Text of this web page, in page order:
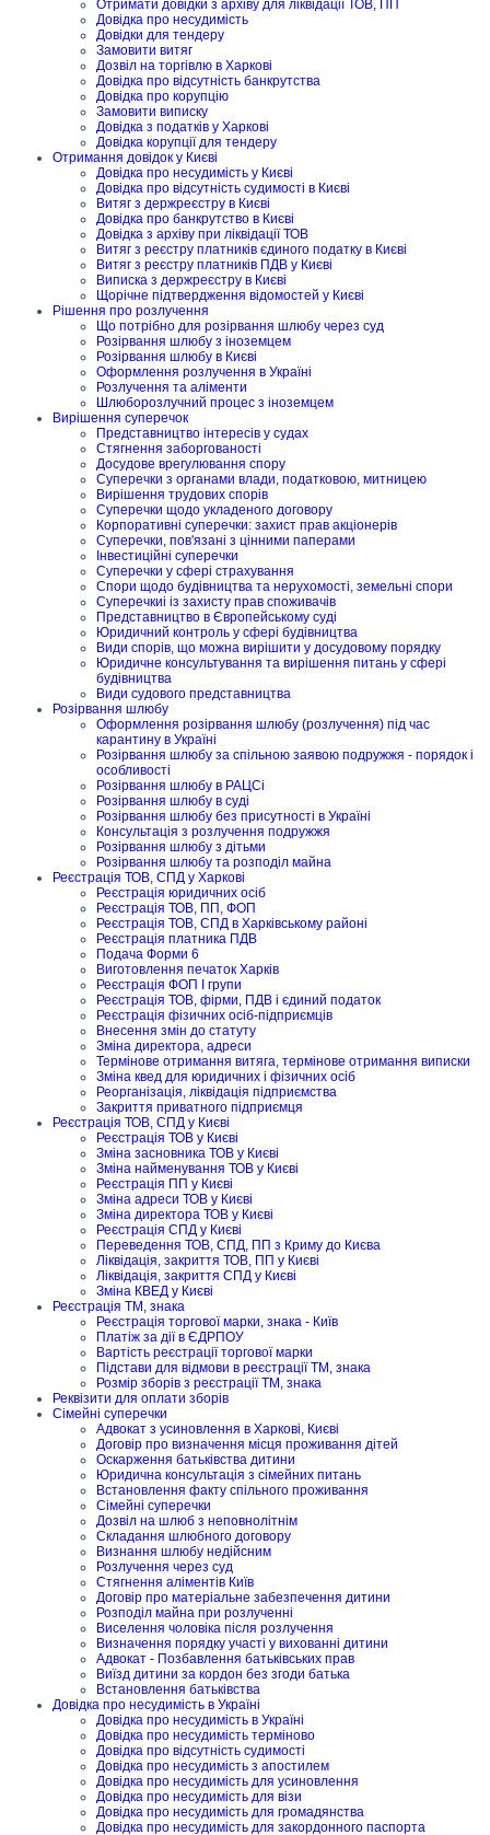
Отримати довідки з архіву для ліквідації ТОВ, ПП
Довідка про несудимість
Довідки для тендеру
Замовити витяг
Дозвіл на торгівлю в Харкові
Довідка про відсутність банкрутства
Довідка про корупцію
Замовити виписку
Довідка з податків у Харкові
Довідка корупції для тендеру
Отримання довідок у Києві
Довідка про несудимість у Києві
Довідка про відсутність судимості в Києві
Витяг з держреєстру в Києві
Довідка про банкрутство в Києві
Довідка з архіву при ліквідації ТОВ
Витяг з реєстру платників єдиного податку в Києві
Витяг з реєстру платників ПДВ у Києві
Виписка з держреєстру в Києві
Щорічне підтвердження відомостей у Києві
Рішення про розлучення
Що потрібно для розірвання шлюбу через суд
Розірвання шлюбу з іноземцем
Розірвання шлюбу в Києві
Оформлення розлучення в Україні
Розлучення та аліменти
Шлюборозлучний процес з іноземцем
Вирішення суперечок
Представництво інтересів у судах
Стягнення заборгованості
Досудове врегулювання спору
Суперечки з органами влади, податковою, митницею
Вирішення трудових спорів
Суперечки щодо укладеного договору
Корпоративні суперечки: захист прав акціонерів
Суперечки, пов'язані з цінними паперами
Інвестиційні суперечки
Суперечки у сфері страхування
Спори щодо будівництва та нерухомості, земельні спори
Суперечкиі із захисту прав споживачів
Представництво в Європейському суді
Юридичний контроль у сфері будівництва
Види спорів, що можна вирішити у досудовому порядку
Юридичне консультування та вирішення питань у сфері
будівництва
Види судового представництва
Розірвання шлюбу
Оформлення розірвання шлюбу (розлучення) під час
карантину в Україні
Розірвання шлюбу за спільною заявою подружжя - порядок і
особливості
Розірвання шлюбу в РАЦСі
Розірвання шлюбу в суді
Розірвання шлюбу без присутності в Україні
Консультація з розлучення подружжя
Розірвання шлюбу з дітьми
Розірвання шлюбу та розподіл майна
Реєстрація ТОВ, СПД у Харкові
Реєстрація юридичних осіб
Реєстрація ТОВ, ПП, ФОП
Реєстрація ТОВ, СПД в Харківському районі
Реєстрація платника ПДВ
Подача Форми 6
Виготовлення печаток Харків
Реєстрація ФОП I групи
Реєстрація ТОВ, фірми, ПДВ і єдиний податок
Реєстрація фізичних осіб-підприємців
Внесення змін до статуту
Зміна директора, адреси
Термінове отримання витяга, термінове отримання виписки
Зміна квед для юридичних і фізичних осіб
Реорганізація, ліквідація підприємства
Закриття приватного підприємця
Реєстрація ТОВ, СПД у Києві
Реєстрація ТОВ у Києві
Зміна засновника ТОВ у Києві
Зміна найменування ТОВ у Києві
Реєстрація ПП у Києві
Зміна адреси ТОВ у Києві
Зміна директора ТОВ у Києві
Реєстрація СПД у Києві
Переведення ТОВ, СПД, ПП з Криму до Києва
Ліквідація, закриття ТОВ, ПП у Києві
Ліквідація, закриття СПД у Києві
Зміна КВЕД у Києві
Реєстрація ТМ, знака
Реєстрація торгової марки, знака - Київ
Платіж за дії в ЄДРПОУ
Вартість реєстрації торгової марки
Підстави для відмови в реєстрації ТМ, знака
Розмір зборів з реєстрації ТМ, знака
Реквізити для оплати зборів
Сімейні суперечки
Адвокат з усиновлення в Харкові, Києві
Договір про визначення місця проживання дітей
Оскарження батьківства дитини
Юридична консультація з сімейних питань
Встановлення факту спільного проживання
Сімейні суперечки
Дозвіл на шлюб з неповнолітнім
Складання шлюбного договору
Визнання шлюбу недійсним
Розлучення через суд
Стягнення аліментів Київ
Договір про матеріальне забезпечення дитини
Розподіл майна при розлученні
Виселення чоловіка після розлучення
Визначення порядку участі у вихованні дитини
Адвокат - Позбавлення батьківських прав
Виїзд дитини за кордон без згоди батька
Встановлення батьківства
Довідка про несудимість в Україні
Довідка про несудимість в Україні
Довідка про несудимість терміново
Довідка про відсутність судимості
Довідка про несудимість з апостилем
Довідка про несудимість для усиновлення
Довідка про несудимість для візи
Довідка про несудимість для громадянства
Довідка про несудимість для закордонного паспорта